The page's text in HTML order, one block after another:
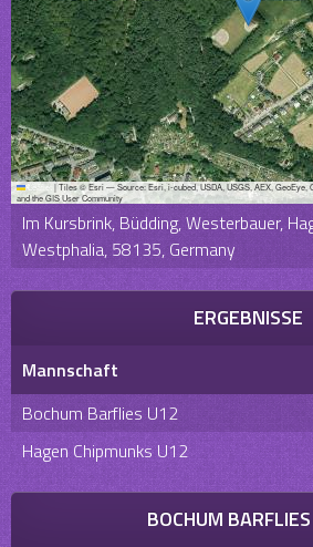
Leaflet |Tiles © Esri — Source: Esri, i-cubed, USDA, USGS, AEX, GeoEye,
and the GIS User Community
Im Kursbrink, Büdding, Westerbauer,
Westphalia, 58135, Germany
ERGEBNISSE
Mannschaft
Bochum Barflies U12
Hagen Chipmunks U12
BOCHUM